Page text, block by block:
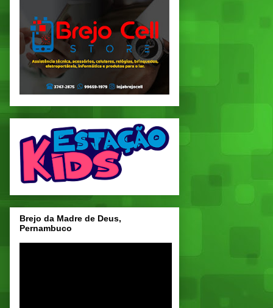
Brejo da Madre de Deus,
Pernambuco